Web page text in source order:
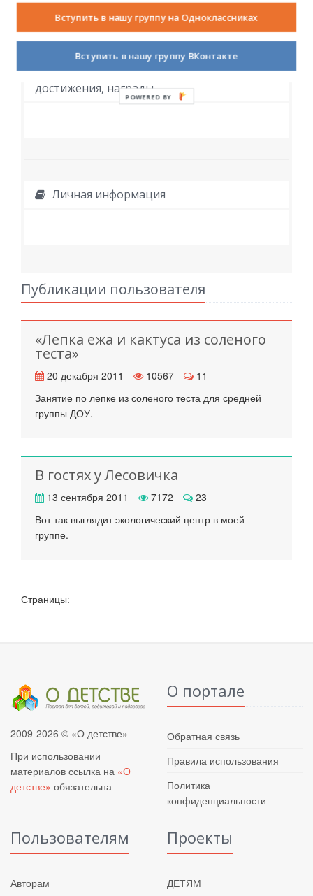
Дополнительное образование,
достижения, награды
Личная информация
Публикации пользователя
«Лепка ежа и кактуса из соленого
теста»
20 декабря 2011 10567
11
Занятие по лепке из соленого теста для средней
группы ДОУ.
В гостях у Лесовичка
13 сентября 2011 7172
23
Вот так выглядит экологический центр в моей
группе.
Страницы:
2009-2026 © «О детстве»
При использовании
материалов ссылка на «О
детстве» обязательна
О портале
Обратная связь
Правила использования
Политика
конфиденциальности
Пользователям
Авторам
Проекты
ДЕТЯМ
Вступить в нашу группу на Одноклассниках
Вступить в нашу группу ВКонтакте
POWERED BY